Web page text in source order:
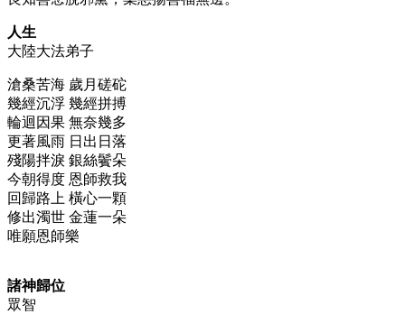
人生
大陸大法弟子
滄桑苦海 歲月磋砣
幾經沉浮 幾經拼搏
輪迴因果 無奈幾多
更著風雨 日出日落
殘陽拌淚 銀絲鬢朵
今朝得度 恩師救我
回歸路上 橫心一顆
修出濁世 金蓮一朵
唯願恩師樂
諸神歸位
眾智